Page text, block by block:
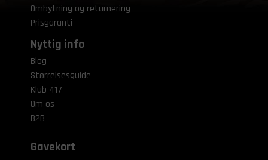
Ombytning og returnering
Prisgaranti
Nyttig info
Blog
Størrelsesguide
Klub 417
Om os
B2B
Gavekort